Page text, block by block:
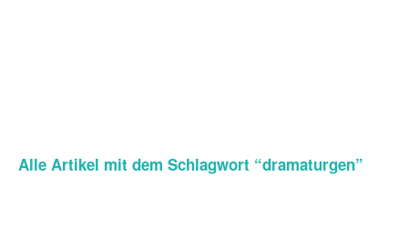
Alle Artikel mit dem Schlagwort “dramaturgen”